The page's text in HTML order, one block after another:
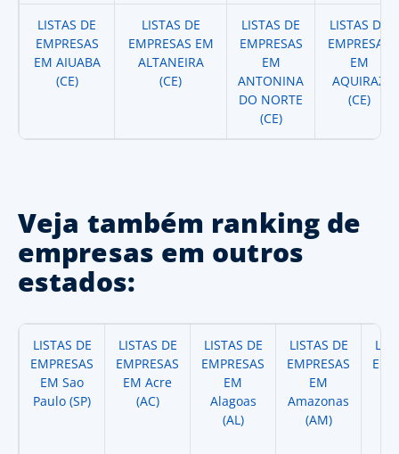
LISTAS DE
EMPRESAS
EM AIUABA
(CE)
LISTAS DE
EMPRESAS EM
ALTANEIRA
(CE)
LISTAS DE
EMPRESAS
EM
ANTONINA
DO NORTE
(CE)
LISTAS DE
EMPRESAS
EM
AQUIRAZ
(CE)
Veja também ranking de
empresas em outros
estados:
LISTAS DE
EMPRESAS
EM Sao
Paulo (SP)
LISTAS DE
EMPRESAS
EM Acre
(AC)
LISTAS DE
EMPRESAS
EM
Alagoas
(AL)
LISTAS DE
EMPRESAS
EM
Amazonas
(AM)